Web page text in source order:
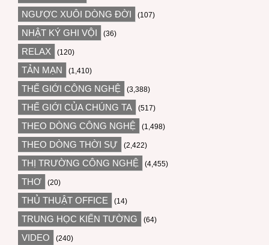
NGƯỢC XUÔI DÒNG ĐỜI (107)
NHẬT KÝ GHI VỘI (36)
RELAX (120)
TẢN MẠN (1,410)
THẾ GIỚI CÔNG NGHỆ (3,388)
THẾ GIỚI CỦA CHÚNG TA (517)
THEO DÒNG CÔNG NGHỆ (1,498)
THEO DÒNG THỜI SỰ (2,422)
THỊ TRƯỜNG CÔNG NGHỆ (4,455)
THƠ (20)
THỦ THUẬT OFFICE (14)
TRUNG HỌC KIẾN TƯỜNG (64)
VIDEO (240)